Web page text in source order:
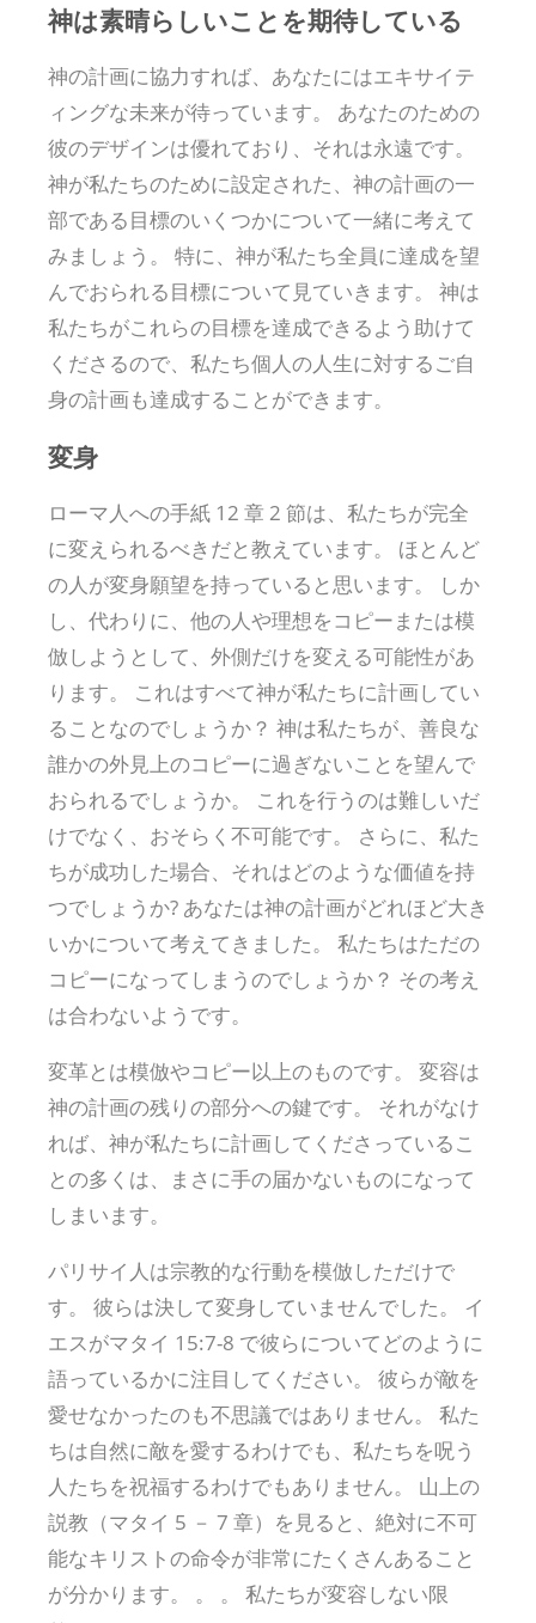
神は素晴らしいことを期待している
神の計画に協力すれば、あなたにはエキサイテ
ィングな未来が待っています。 あなたのための
彼のデザインは優れており、それは永遠です。
神が私たちのために設定された、神の計画の一
部である目標のいくつかについて一緒に考えて
みましょう。 特に、神が私たち全員に達成を望
んでおられる目標について見ていきます。 神は
私たちがこれらの目標を達成できるよう助けて
くださるので、私たち個人の人生に対するご自
身の計画も達成することができます。
変身
ローマ人への手紙 12 章 2 節は、私たちが完全
に変えられるべきだと教えています。 ほとんど
の人が変身願望を持っていると思います。 しか
し、代わりに、他の人や理想をコピーまたは模
倣しようとして、外側だけを変える可能性があ
ります。 これはすべて神が私たちに計画してい
ることなのでしょうか？ 神は私たちが、善良な
誰かの外見上のコピーに過ぎないことを望んで
おられるでしょうか。 これを行うのは難しいだ
けでなく、おそらく不可能です。 さらに、私た
ちが成功した場合、それはどのような価値を持
つでしょうか? あなたは神の計画がどれほど大き
いかについて考えてきました。 私たちはただの
コピーになってしまうのでしょうか？ その考え
は合わないようです。
変革とは模倣やコピー以上のものです。 変容は
神の計画の残りの部分への鍵です。 それがなけ
れば、神が私たちに計画してくださっているこ
との多くは、まさに手の届かないものになって
しまいます。
パリサイ人は宗教的な行動を模倣しただけで
す。 彼らは決して変身していませんでした。 イ
エスがマタイ 15:7-8 で彼らについてどのように
語っているかに注目してください。 彼らが敵を
愛せなかったのも不思議ではありません。 私た
ちは自然に敵を愛するわけでも、私たちを呪う
人たちを祝福するわけでもありません。 山上の
説教（マタイ 5 － 7 章）を見ると、絶対に不可
能なキリストの命令が非常にたくさんあること
が分かります。 。 。 私たちが変容しない限